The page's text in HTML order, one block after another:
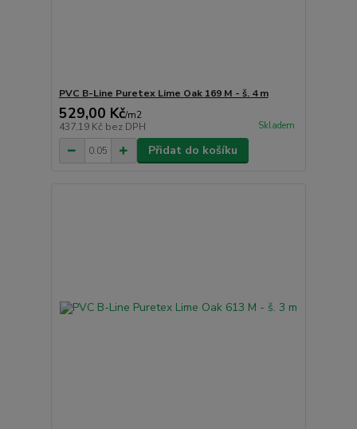
PVC B-Line Puretex Lime Oak 169 M - š. 4 m
529,00 Kč/m2
437,19 Kč bez DPH Skladem
Přidat do košíku